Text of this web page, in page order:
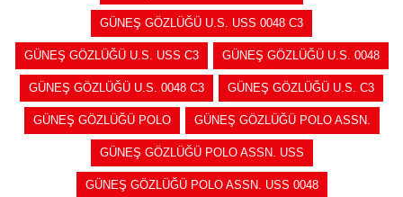
GÜNEŞ GÖZLÜĞÜ U.S. USS 0048 C3
GÜNEŞ GÖZLÜĞÜ U.S. USS C3 GÜNEŞ GÖZLÜĞÜ U.S. 0048
GÜNEŞ GÖZLÜĞÜ U.S. 0048 C3 GÜNEŞ GÖZLÜĞÜ U.S. C3
GÜNEŞ GÖZLÜĞÜ POLO GÜNEŞ GÖZLÜĞÜ POLO ASSN.
GÜNEŞ GÖZLÜĞÜ POLO ASSN. USS
GÜNEŞ GÖZLÜĞÜ POLO ASSN. USS 0048